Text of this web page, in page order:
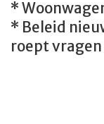
*
* Beleid
roept vragen